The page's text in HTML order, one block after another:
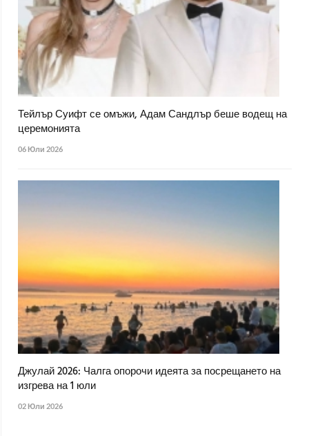
Тейлър Суифт се омъжи, Адам Сандлър беше водещ на
церемонията
06 Юли 2026
Джулай 2026: Чалга опорочи идеята за посрещането на
изгрева на 1 юли
02 Юли 2026